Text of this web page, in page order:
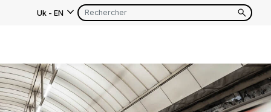
Uk- EN
EN FR
EN